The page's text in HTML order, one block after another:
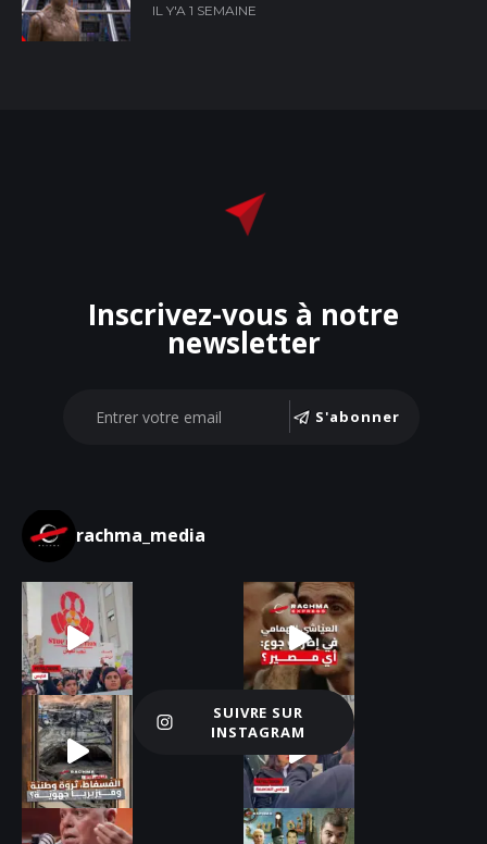
IL Y'A 1 SEMAINE
Inscrivez-vous à notre
newsletter
S'abonner
rachma_media
Charger plus
SUIVRE SUR
INSTAGRAM